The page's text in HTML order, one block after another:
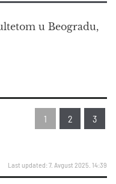
u Beogradu,
1 2 3
Last updated: 7. Avgust 2025. 14:39